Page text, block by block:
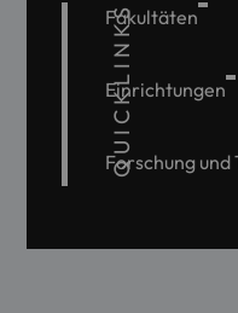
QUICKLINKS
Fakultäten
Einrichtungen
Forschung und